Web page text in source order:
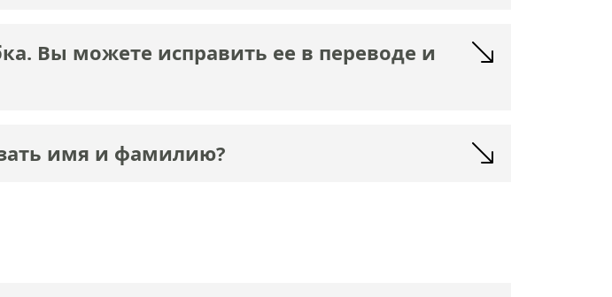
Вы можете исправить ее в переводе и
имя и фамилию?